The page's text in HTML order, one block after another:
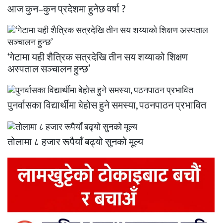
आज कुन–कुन प्रदेशमा हुनेछ वर्षा ?
‘गेटामा यही शैत्रिक सत्रदेखि तीन सय शय्याको शिक्षण
अस्पताल सञ्चालन हुन्छ’
पुनर्वासका विद्यार्थीमा बेहोस हुने समस्या, पठनपाठन प्रभावित
तोलामा ८ हजार रूपैयाँ बढ्यो सुनको मूल्य